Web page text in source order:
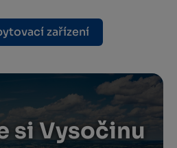
zařízení
si Vysočinu